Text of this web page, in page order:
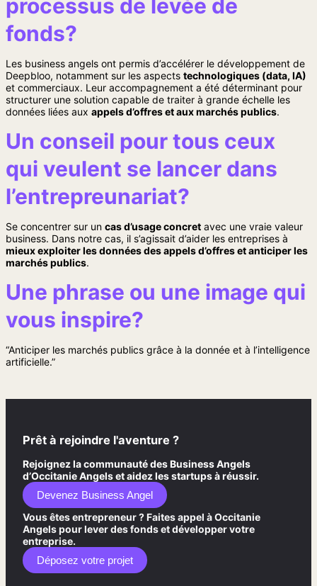
processus de levée de
fonds?
Les business angels ont permis d’accélérer le développement de
Deepbloo, notamment sur les aspects technologiques (data, IA)
et commerciaux. Leur accompagnement a été déterminant pour
structurer une solution capable de traiter à grande échelle les
données liées aux appels d’offres et aux marchés publics.
Un conseil pour tous ceux
qui veulent se lancer dans
l’entrepreunariat?
Se concentrer sur un cas d’usage concret avec une vraie valeur
business. Dans notre cas, il s’agissait d’aider les entreprises à
mieux exploiter les données des appels d’offres et anticiper les
marchés publics.
Une phrase ou une image qui
vous inspire?
“Anticiper les marchés publics grâce à la donnée et à l’intelligence
artificielle.”
Prêt à rejoindre l'aventure ?
Rejoignez la communauté des Business Angels
d’Occitanie Angels et aidez les startups à réussir.
Devenez Business Angel
Vous êtes entrepreneur ? Faites appel à Occitanie
Angels pour lever des fonds et développer votre
entreprise.
Déposez votre projet